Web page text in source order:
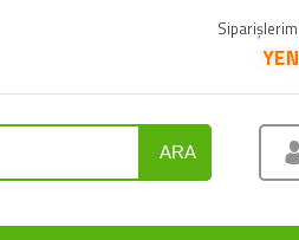
Siparişlerim
YENİ
ARA